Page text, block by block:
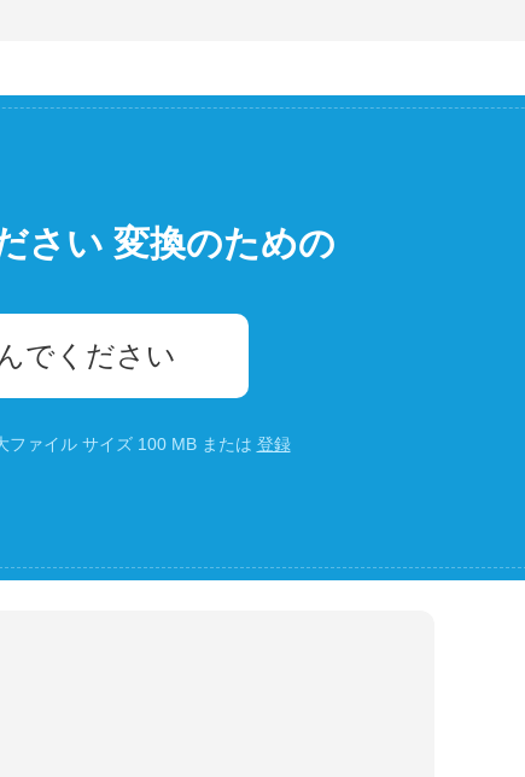
さい 変換のための
でください
ファイル サイズ 100 MB または 登録